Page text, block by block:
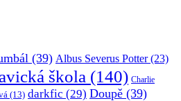
(39) Albus Severus Potter(23)
škola (140) Charlie
(13) darkfic (29) Doupě (39)